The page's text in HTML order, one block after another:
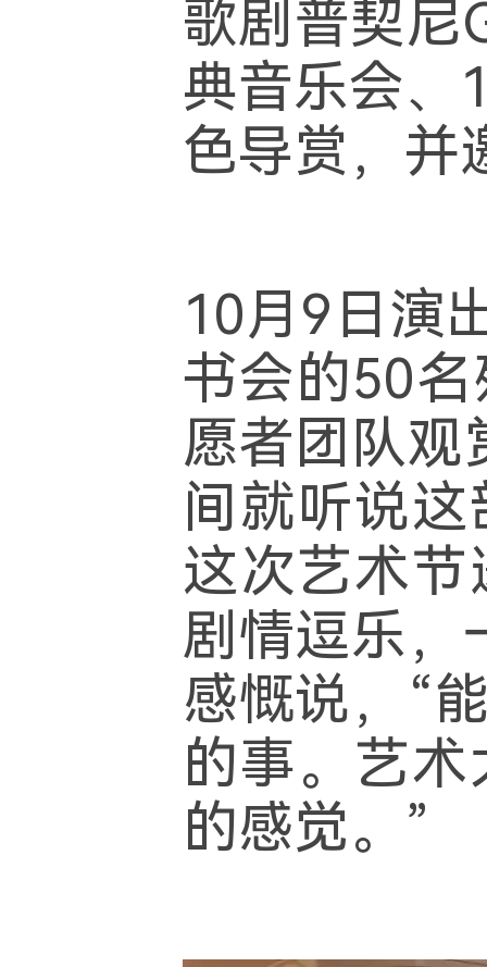
歌剧普契
典音乐会、
色导赏，并
10月9日演
书会的50
愿者团队观
间就听说
这次艺术
剧情逗乐，
感慨说，“
的事。艺
的感觉。”